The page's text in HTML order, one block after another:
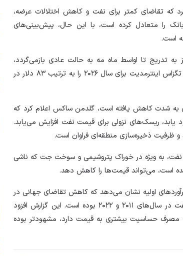
که تقاضای کمتر برای نفت و کاهش اختلالات عرضه،
را متعادل کرده است، با این حال، پیش‌بینی‌های
تدریج تا اواسط ماه مه به حالت عادی بازمی‌گردد،
پیش‌بینی‌های خود از قیمت نفت خام برنت و وست تگزاس اینترمدیت برای سال ۲۰۲۶ را به ترتیب ۸۳ دلار در
به شدت کاهش یافته است، گلدمن ساکس اعلام کرد که
یابد، ریسک‌های نزولی برای قیمت نفت افزایش می‌یابد.
و ظرفیت ذخیره‌سازی منطقه‌ای فراوان است.
به ویژه در خوراک پتروشیمی و سوخت جت که ناشی
است، می‌تواند قیمت‌ها را کاهش دهد.
اولیه نشان می‌دهد که کاهش تقاضای جهانی در
اوایل سال ۲۰۲۶، بزرگتر از افزایش چشمگیر قیمت نفت در سال‌های ۲۰۱۱ و ۲۰۲۲ بوده است. این گزارش افزود
مصرف حساسیت بیشتری به قیمت دارد، مشهودتر بوده